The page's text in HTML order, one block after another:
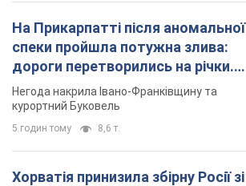
На Прикарпатті після аномальної
спеки пройшла потужна злива:
дороги перетворились на річки.
Відео
Негода накрила Івано-Франківщину та
курортний Буковель
5 годин тому 8,6 т.
Хорватія принизила збірну Росії зі